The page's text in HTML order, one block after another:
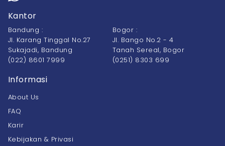
Kantor
Bandung :
Jl. Karang Tinggal No.27
Sukajadi, Bandung
(022) 8601 7999
Bogor :
Jl. Bango No.2 - 4
Tanah Sereal, Bogor
(0251) 8303 699
Informasi
About Us
FAQ
Karir
Kebijakan & Privasi